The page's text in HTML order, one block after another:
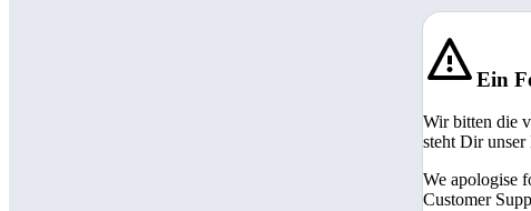
Ein
Wir bitten die
steht Dir
We apologise
Customer